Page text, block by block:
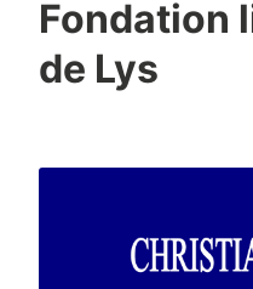
Fondation
de Lys